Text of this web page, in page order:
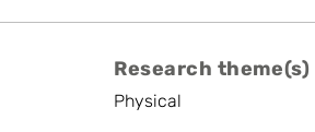
Research theme(s)
Physical